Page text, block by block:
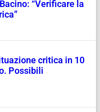
“Verificare la
critica in 10
Possibili